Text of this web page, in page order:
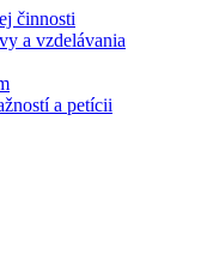
činnosti
a vzdelávania
a petícii